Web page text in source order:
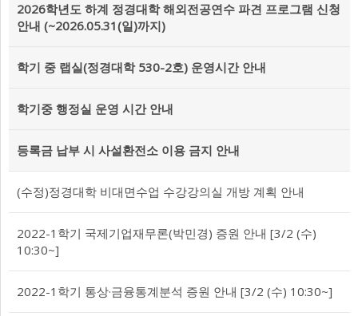
2026학년도 하계 정경대학 해외전공연수 파견 프로그램 신청
안내 (~2026.05.31(일)까지)
학기 중 랩실(정경대학 530-2호) 운영시간 안내
학기중 행정실 운영 시간 안내
등록금 납부 시 사설환전소 이용 금지 안내
(수정)정경대학 비대면수업 수강강의실 개방 계획 안내
2022-1학기 국제기업재무론(박민경) 증원 안내 [3/2 (수)
10:30~]
2022-1학기 통상·금융통계분석 증원 안내 [3/2 (수) 10:30~]